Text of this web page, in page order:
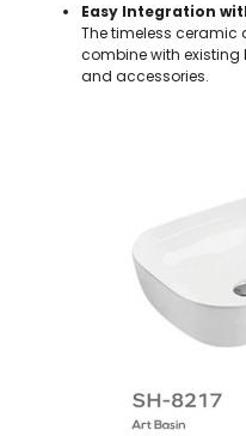
Easy Integration
The timeless ceramic
combine with existing
and accessories.